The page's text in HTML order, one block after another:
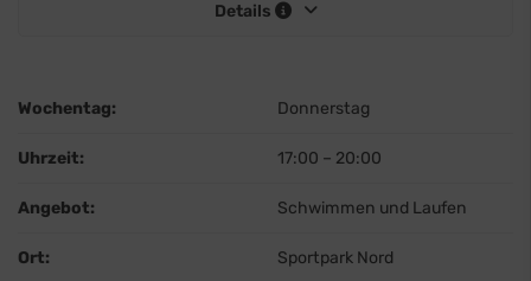
Details
Wochentag: Donnerstag
Uhrzeit: 17:00 – 20:00
Angebot: Schwimmen und Laufen
Ort: Sportpark Nord